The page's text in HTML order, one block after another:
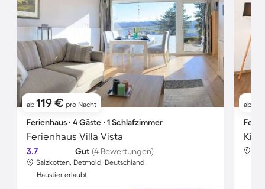
ab 119 € pro Nacht
Ferienhaus ∙ 4 Gäste ∙ 1 Schlafzimmer
Ferienhaus Villa Vista
3.7 Gut (4 Bewertungen)
Salzkotten, Detmold, Deutschland
Haustier erlaubt
ab